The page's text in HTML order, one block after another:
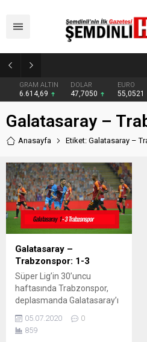
GRAM ALTIN
6.614,69
DOLAR
47,7050
EURO
55,0521
Galatasaray –
Anasayfa Etiket: Galatasaray –
Galatasaray –
Trabzonspor: 1-3
Süper Lig’in 30’uncu
haftasında Trabzonspor,
deplasmanda Galatasaray’ı
mavili ekibin gollerini 41’inci
dakikada penaltıdan Sosa,
05.07.2020
0
859